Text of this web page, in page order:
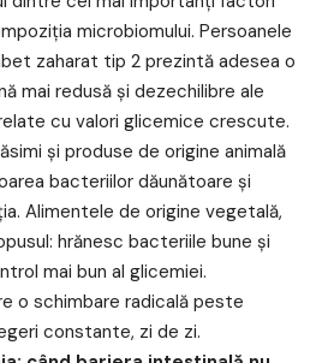
microbiomului. Persoanele
zaharat tip 2 prezintă adesea o
mai redusă și dezechilibre ale
cu valori glicemice crescute.
și produse de origine animală
bacteriilor dăunătoare și
Alimentele de origine vegetală,
hrănesc bacteriile bune și
mai bun al glicemiei.
o schimbare radicală peste
constante, zi de zi.